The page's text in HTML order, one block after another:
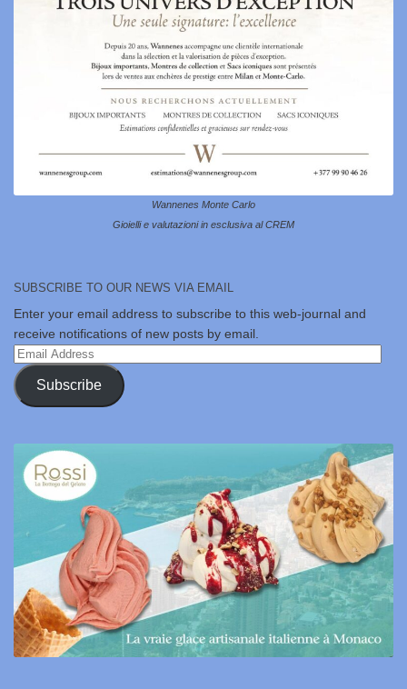
Wannenes Monte Carlo
Gioielli e valutazioni in esclusiva al CREM
SUBSCRIBE TO OUR NEWS VIA EMAIL
Enter your email address to subscribe to this web-journal and
receive notifications of new posts by email.
Email
Address
Subscribe